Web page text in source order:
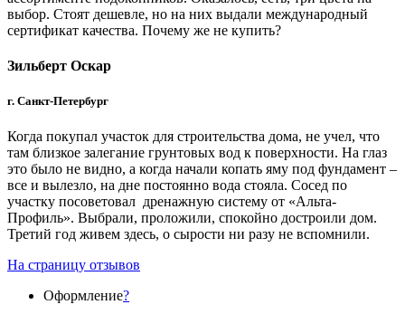
выбор. Стоят дешевле, но на них выдали международный
сертификат качества. Почему же не купить?
Зильберт Оскар
г. Санкт-Петербург
Когда покупал участок для строительства дома, не учел, что
там близкое залегание грунтовых вод к поверхности. На глаз
это было не видно, а когда начали копать яму под фундамент –
все и вылезло, на дне постоянно вода стояла. Сосед по
участку посоветовал дренажную систему от «Альта-
Профиль». Выбрали, проложили, спокойно достроили дом.
Третий год живем здесь, о сырости ни разу не вспомнили.
На страницу отзывов
Оформление?